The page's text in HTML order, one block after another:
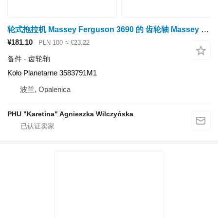
轮式拖拉机 Massey Ferguson 3690 的 齿轮轴 Massey Ferguson 3690 行星齿轮 3583791M1 Koło
¥181.10 PLN 100 ≈ €23.22
备件 - 齿轮轴
Koło Planetarne 3583791M1
波兰, Opalenica
PHU "Karetina" Agnieszka Wilczyńska